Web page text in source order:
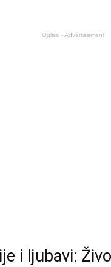
Oglasi - Advertisement
i ljubavi: